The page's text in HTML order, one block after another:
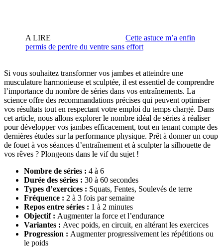
A LIRE
Cette astuce m’a enfin
permis de perdre du ventre sans effort
Si vous souhaitez transformer vos jambes et atteindre une
musculature harmonieuse et sculptée, il est essentiel de comprendre
l’importance du nombre de séries dans vos entraînements. La
science offre des recommandations précises qui peuvent optimiser
vos résultats tout en respectant votre emploi du temps chargé. Dans
cet article, nous allons explorer le nombre idéal de séries à réaliser
pour développer vos jambes efficacement, tout en tenant compte des
dernières études sur la performance physique. Prêt à donner un coup
de fouet à vos séances d’entraînement et à sculpter la silhouette de
vos rêves ? Plongeons dans le vif du sujet !
Nombre de séries : 4 à 6
Durée des séries : 30 à 60 secondes
Types d’exercices : Squats, Fentes, Soulevés de terre
Fréquence : 2 à 3 fois par semaine
Repos entre séries : 1 à 2 minutes
Objectif : Augmenter la force et l’endurance
Variantes : Avec poids, en circuit, en altérant les exercices
Progression : Augmenter progressivement les répétitions ou
le poids